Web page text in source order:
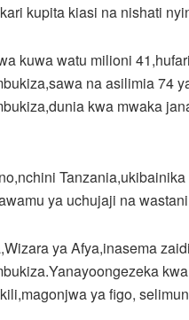
kupita kiasi na nishati
kuwa watu milioni
na asilimia 74
kwa mwaka
ya uchujaji na
ya Afya,inasema
ya figo,